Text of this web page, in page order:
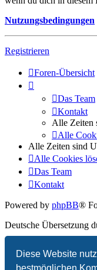
Diese Website
bestmöglichen
Nutzungsbedingungen
Registrieren
Foren-Übersicht
Das Team
Kontakt
Alle Zeiten
Alle
Alle Zeiten sind
Alle Cookies
Das Team
Kontakt
Powered by phpBB®
Deutsche Übersetzung